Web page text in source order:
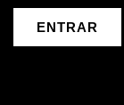
ENTRAR